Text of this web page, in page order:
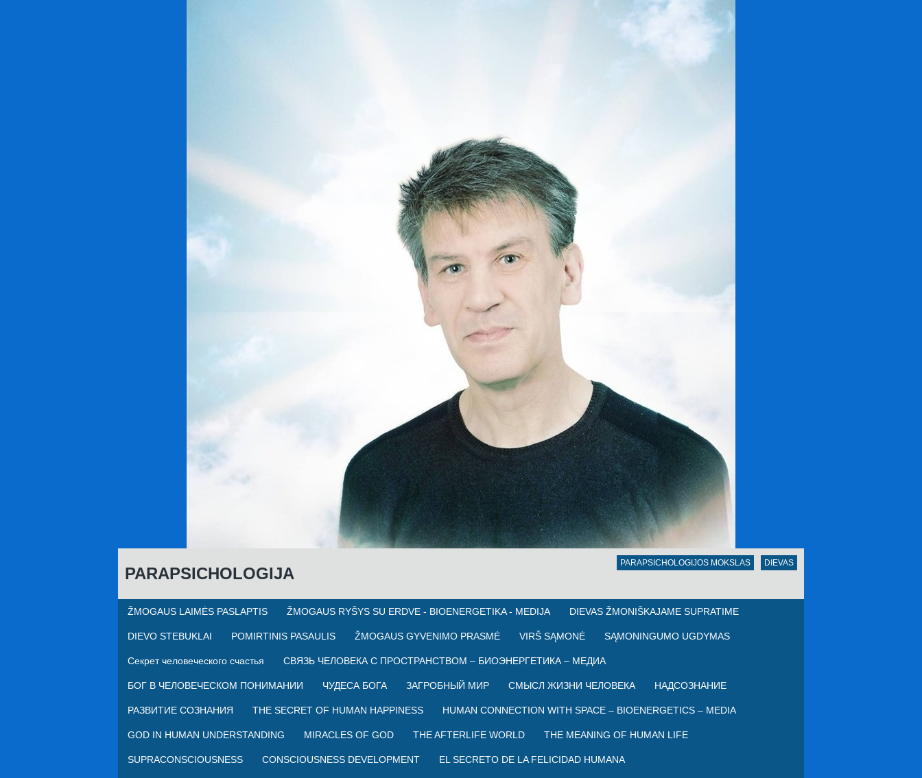
PARAPSICHOLOGIJOS MOKSLAS DIEVAS
PARAPSICHOLOGIJA
ŽMOGAUS LAIMĖS PASLAPTIS ŽMOGAUS RYŠYS SU ERDVE - BIOENERGETIKA - MEDIJA DIEVAS ŽMONIŠKAJAME SUPRATIME
DIEVO STEBUKLAI POMIRTINIS PASAULIS ŽMOGAUS GYVENIMO PRASMĖ VIRŠ SĄMONĖ SĄMONINGUMO UGDYMAS
Секрет человеческого счастья СВЯЗЬ ЧЕЛОВЕКА С ПРОСТРАНСТВОМ – БИОЭНЕРГЕТИКА – МЕДИА
БОГ В ЧЕЛОВЕЧЕСКОМ ПОНИМАНИИ ЧУДЕСА БОГА ЗАГРОБНЫЙ МИР СМЫСЛ ЖИЗНИ ЧЕЛОВЕКА НАДСОЗНАНИЕ
РАЗВИТИЕ СОЗНАНИЯ THE SECRET OF HUMAN HAPPINESS HUMAN CONNECTION WITH SPACE – BIOENERGETICS – MEDIA
GOD IN HUMAN UNDERSTANDING MIRACLES OF GOD THE AFTERLIFE WORLD THE MEANING OF HUMAN LIFE
SUPRACONSCIOUSNESS CONSCIOUSNESS DEVELOPMENT EL SECRETO DE LA FELICIDAD HUMANA